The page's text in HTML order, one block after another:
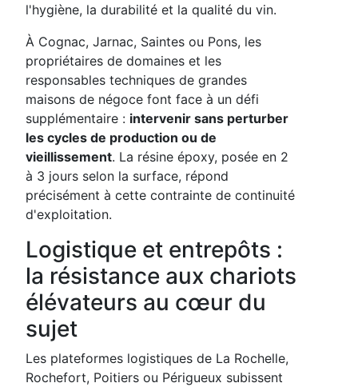
l'hygiène, la durabilité et la qualité du vin.
À Cognac, Jarnac, Saintes ou Pons, les
propriétaires de domaines et les
responsables techniques de grandes
maisons de négoce font face à un défi
supplémentaire : intervenir sans perturber
les cycles de production ou de
vieillissement. La résine époxy, posée en 2
à 3 jours selon la surface, répond
précisément à cette contrainte de continuité
d'exploitation.
Logistique et entrepôts :
la résistance aux chariots
élévateurs au cœur du
sujet
Les plateformes logistiques de La Rochelle,
Rochefort, Poitiers ou Périgueux subissent